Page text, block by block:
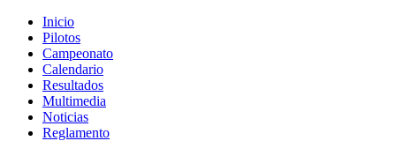
Inicio
Pilotos
Campeonato
Calendario
Resultados
Multimedia
Noticias
Reglamento